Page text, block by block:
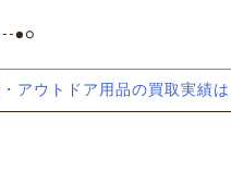
●○
アウトドア用品の買取実績は